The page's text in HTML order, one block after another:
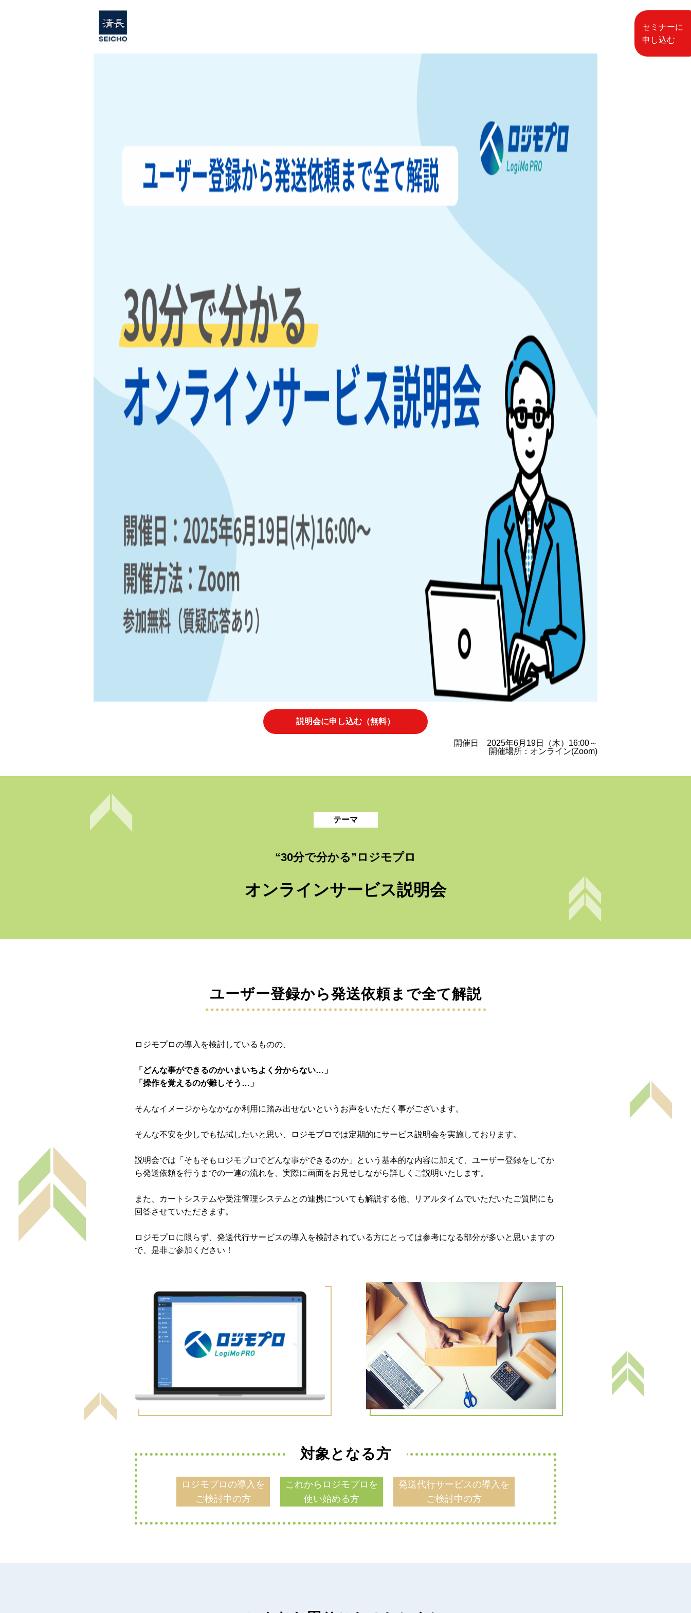
説明会に申し込む（無料）
開催日 2025年6月19日（木）16:00～
開催場所： オンライン(Zoom)
テーマ
“30分で分かる”ロジモプロ
オンラインサービス説明会
ユーザー登録から発送依頼まで全て解説
ロジモプロの導入を検討しているものの、
「どんな事ができるのかいまいちよく分からない…」
「操作を覚えるのが難しそう…」
そんなイメージからなかなか利用に踏み出せないというお声をいただく事がございます。
そんな不安を少しでも払拭したいと思い、ロジモプロでは定期的にサービス説明会を実施しております。
説明会では「そもそもロジモプロでどんな事ができるのか」という基本的な内容に加えて、ユーザー登録をしてか
ら発送依頼を行うまでの一連の流れを、実際に画面をお見せしながら詳しくご説明いたします。
また、カートシステムや受注管理システムとの連携についても解説する他、リアルタイムでいただいたご質問にも
回答させていただきます。
ロジモプロに限らず、発送代行サービスの導入を検討されている方にとっては参考になる部分が多いと思いますの
で、是非ご参加ください！
対象となる方
ロジモプロの導入を
ご検討中の方
これからロジモプロを
使い始める方
発送代行サービスの導入を
ご検討中の方
セミナーに
申し込む